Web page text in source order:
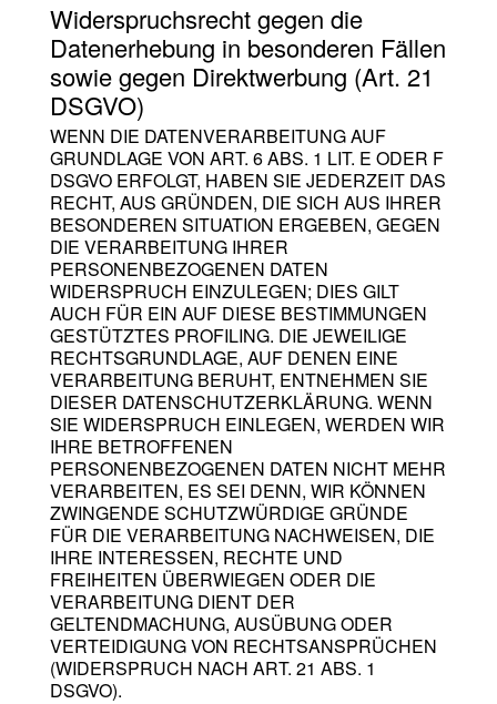
Widerspruchsrecht gegen die
Datenerhebung in besonderen Fällen
sowie gegen Direktwerbung (Art. 21
DSGVO)
WENN DIE DATENVERARBEITUNG AUF
GRUNDLAGE VON ART. 6 ABS. 1 LIT. E ODER F
DSGVO ERFOLGT, HABEN SIE JEDERZEIT DAS
RECHT, AUS GRÜNDEN, DIE SICH AUS IHRER
BESONDEREN SITUATION ERGEBEN, GEGEN
DIE VERARBEITUNG IHRER
PERSONENBEZOGENEN DATEN
WIDERSPRUCH EINZULEGEN; DIES GILT
AUCH FÜR EIN AUF DIESE BESTIMMUNGEN
GESTÜTZTES PROFILING. DIE JEWEILIGE
RECHTSGRUNDLAGE, AUF DENEN EINE
VERARBEITUNG BERUHT, ENTNEHMEN SIE
DIESER DATENSCHUTZERKLÄRUNG. WENN
SIE WIDERSPRUCH EINLEGEN, WERDEN WIR
IHRE BETROFFENEN
PERSONENBEZOGENEN DATEN NICHT MEHR
VERARBEITEN, ES SEI DENN, WIR KÖNNEN
ZWINGENDE SCHUTZWÜRDIGE GRÜNDE
FÜR DIE VERARBEITUNG NACHWEISEN, DIE
IHRE INTERESSEN, RECHTE UND
FREIHEITEN ÜBERWIEGEN ODER DIE
VERARBEITUNG DIENT DER
GELTENDMACHUNG, AUSÜBUNG ODER
VERTEIDIGUNG VON RECHTSANSPRÜCHEN
(WIDERSPRUCH NACH ART. 21 ABS. 1
DSGVO).